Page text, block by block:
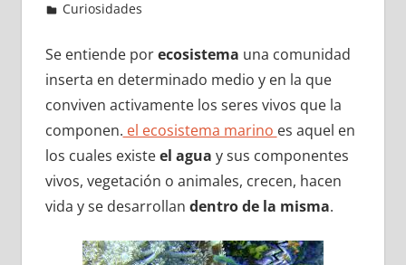
Curiosidades
Se entiende porecosistema una comunidad
inserta en determinado medio y en la que
conviven activamente los seres vivos que la
componen. el ecosistema marino es aquel en
los cuales existeel agua y sus componentes
vivos, vegetación o animales, crecen, hacen
vida y se desarrollan dentro de la misma.